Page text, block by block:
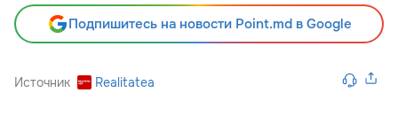
Подпишитесь на новости Point.md в Google
Источник Realitatea